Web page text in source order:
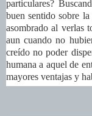
particulares?
buen sentido sobre
asombrado al verlas
aun cuando no
creído no poder
humana a aquel de
mayores ventajas y